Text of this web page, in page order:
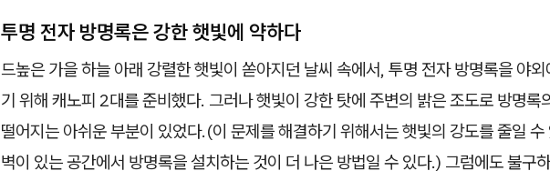
투명 전자 방명록은 강한 햇빛에 약하다
드높은 가을 하늘 아래 강렬한 햇빛이 쏟아지던 날씨 속에서, 투명 전자 방명록을 야
기 위해 캐노피 2대를 준비했다. 그러나 햇빛이 강한 탓에 주변의 밝은 조도로 방명록
떨어지는 아쉬운 부분이 있었다.(이 문제를 해결하기 위해서는 햇빛의 강도를 줄일 수
벽이 있는 공간에서 방명록을 설치하는 것이 더 나은 방법일 수 있다.) 그럼에도 불구